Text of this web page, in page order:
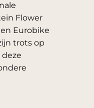
Flower
Eurobike
trots op